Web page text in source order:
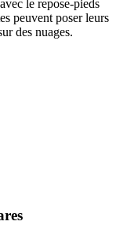
le repose-pieds
peuvent poser leurs
des nuages.